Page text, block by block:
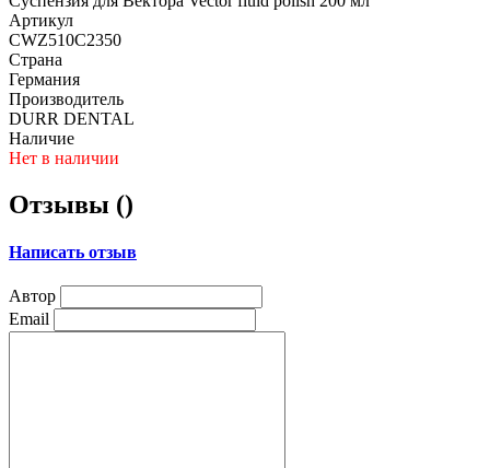
Артикул
CWZ510C2350
Страна
Германия
Производитель
DURR DENTAL
Наличие
Нет в наличии
Отзывы ()
Написать отзыв
Автор
Email